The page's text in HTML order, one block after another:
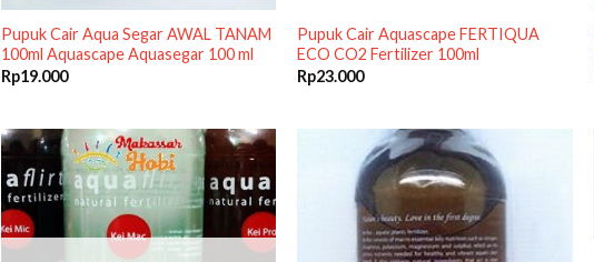
Pupuk Cair Aqua Segar AWAL TANAM
100ml Aquascape Aquasegar 100 ml
Rp19.000
Pupuk Cair Aquascape FERTIQUA
ECO CO2 Fertilizer 100ml
Rp23.000